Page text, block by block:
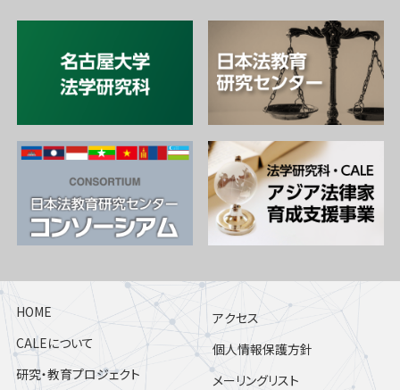
HOME
CALEについて
研究・教育プロジェクト
アクセス
個人情報保護方針
メーリングリスト